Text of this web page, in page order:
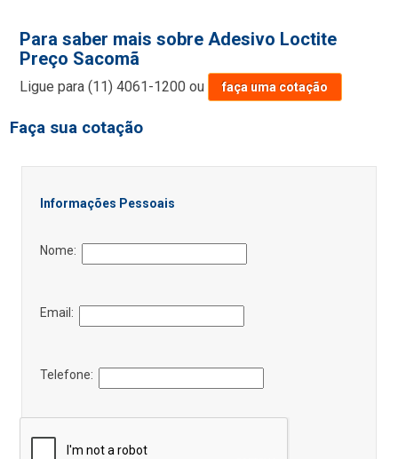
Para saber mais sobre Adesivo Loctite
Preço Sacomã
Ligue para(11) 4061-1200 ou faça uma cotação
Faça sua cotação
Informações Pessoais
Nome:
Email:
Telefone: